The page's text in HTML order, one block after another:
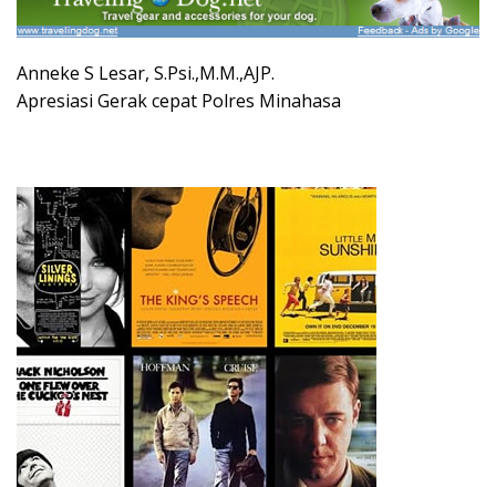
Anneke S Lesar, S.Psi.,M.M.,AJP.
Apresiasi Gerak cepat Polres Minahasa